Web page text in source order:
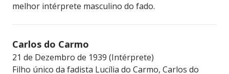
melhor intérprete masculino do fado.
Carlos do Carmo
21 de Dezembro de 1939 (Intérprete)
Filho único da fadista Lucília do Carmo, Carlos do